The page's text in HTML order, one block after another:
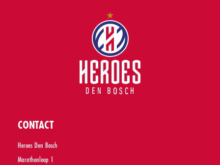
CONTACT
Heroes Den Bosch
Marathonloop 1